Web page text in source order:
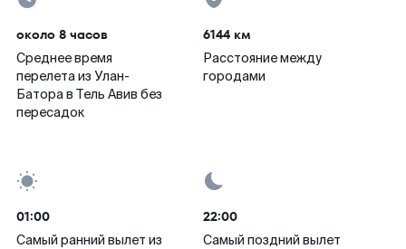
около 8 часов
Среднее время
перелета из Улан-
Батора в Тель Авив без
пересадок
6144 км
Расстояние между
городами
01:00
Самый ранний вылет из
22:00
Самый поздний вылет